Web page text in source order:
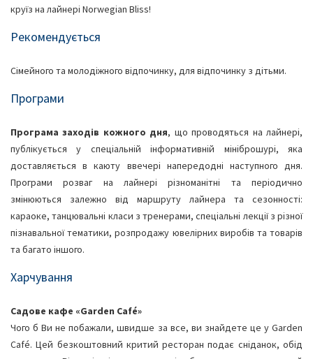
круїз на лайнері Norwegian Bliss!
Рекомендується
Сімейного та молодіжного відпочинку, для відпочинку з дітьми.
Програми
Програма заходів кожного дня, що проводяться на лайнері,
публікується у спеціальній інформативній мініброшурі, яка
доставляється в каюту ввечері напередодні наступного дня.
Програми розваг на лайнері різноманітні та періодично
змінюються залежно від маршруту лайнера та сезонності:
караоке, танцювальні класи з тренерами, спеціальні лекції з різної
пізнавальної тематики, розпродажу ювелірних виробів та товарів
та багато іншого.
Харчування
Садове кафе «Garden Café»
Чого б Ви не побажали, швидше за все, ви знайдете це у Garden
Café. Цей безкоштовний критий ресторан подає сніданок, обід